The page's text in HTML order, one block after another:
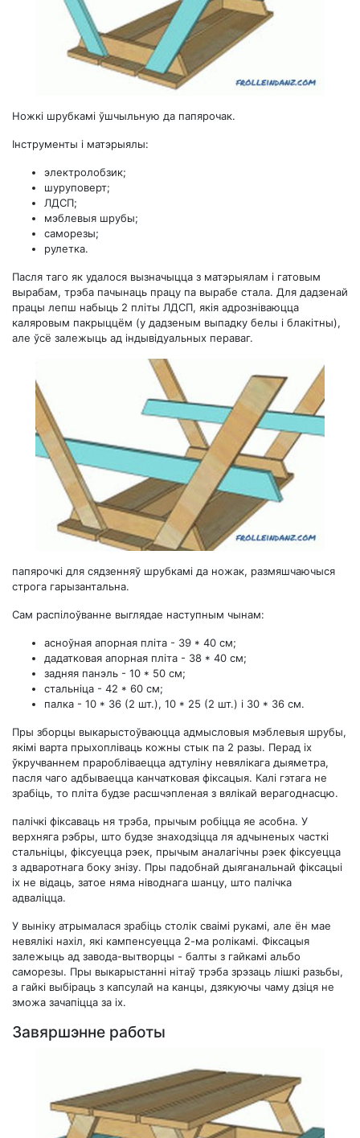
Ножкі шрубкамі ўшчыльную да папярочак.
Інструменты і матэрыялы:
электролобзик;
шуруповерт;
ЛДСП;
мэблевыя шрубы;
саморезы;
рулетка.
Пасля таго як удалося вызначыцца з матэрыялам і гатовым
вырабам, трэба пачынаць працу па вырабе стала. Для дадзенай
працы лепш набыць 2 пліты ЛДСП, якія адрозніваюцца
каляровым пакрыццём (у дадзеным выпадку белы і блакітны),
але ўсё залежыць ад індывідуальных пераваг.
папярочкі для сядзенняў шрубкамі да ножак, размяшчаючыся
строга гарызантальна.
Сам распілоўванне выглядае наступным чынам:
асноўная апорная пліта - 39 * 40 см;
дадатковая апорная пліта - 38 * 40 см;
задняя панэль - 10 * 50 см;
стальніца - 42 * 60 см;
палка - 10 * 36 (2 шт.), 10 * 25 (2 шт.) і 30 * 36 см.
Пры зборцы выкарыстоўваюцца адмысловыя мэблевыя шрубы,
якімі варта прыхопліваць кожны стык па 2 разы. Перад іх
ўкручваннем праробліваецца адтуліну невялікага дыяметра,
пасля чаго адбываецца канчатковая фіксацыя. Калі гэтага не
зрабіць, то пліта будзе расшчэпленая з вялікай верагоднасцю.
палічкі фіксаваць ня трэба, прычым робіцца яе асобна. У
верхняга рэбры, што будзе знаходзіцца ля адчыненых часткі
стальніцы, фіксуецца рэек, прычым аналагічны рэек фіксуецца
з адваротнага боку знізу. Пры падобнай дыяганальнай фіксацыі
іх не відаць, затое няма ніводнага шанцу, што палічка
адваліцца.
У выніку атрымалася зрабіць столік сваімі рукамі, але ён мае
невялікі нахіл, які кампенсуецца 2-ма ролікамі. Фіксацыя
залежыць ад завода-вытворцы - балты з гайкамі альбо
саморезы. Пры выкарыстанні нітаў трэба зрэзаць лішкі разьбы,
а гайкі выбіраць з капсулай на канцы, дзякуючы чаму дзіця не
зможа зачапіцца за іх.
Завяршэнне работы